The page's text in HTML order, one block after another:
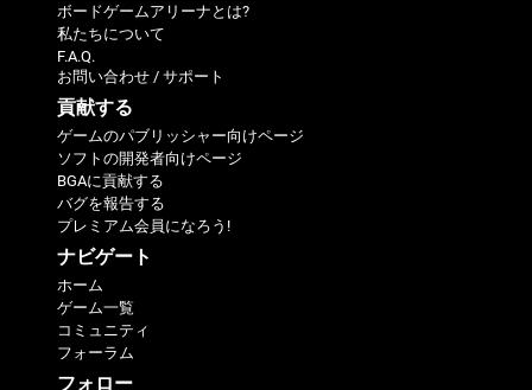
ボードゲームアリーナとは?
私たちについて
F.A.Q.
お問い合わせ / サポート
貢献する
ゲームのパブリッシャー向けページ
ソフトの開発者向けページ
BGAに貢献する
バグを報告する
プレミアム会員になろう!
ナビゲート
ホーム
ゲーム一覧
コミュニティ
フォーラム
フォロー